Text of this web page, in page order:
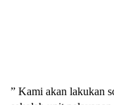
” Kami akan lakukan